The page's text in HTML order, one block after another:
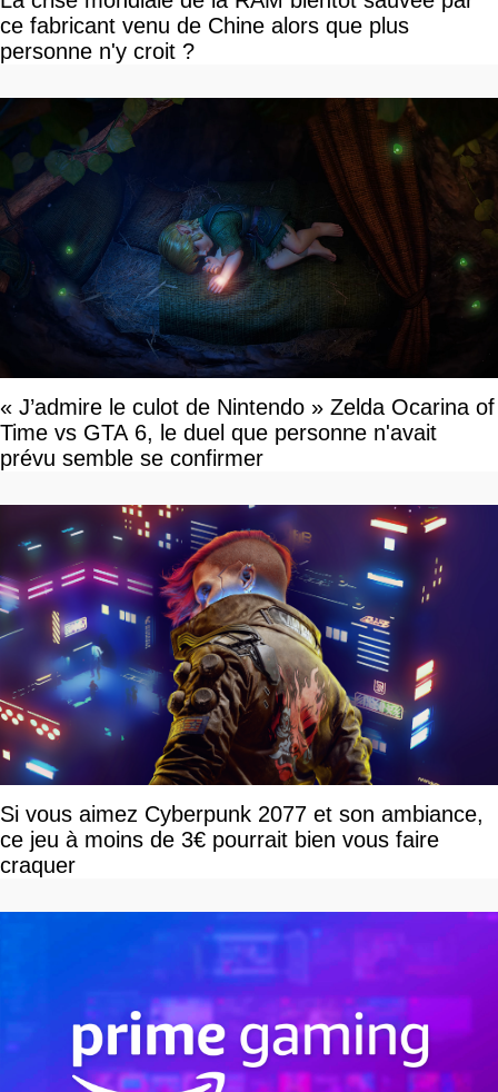
ce fabricant venu de Chine alors que plus
personne n'y croit ?
« J’admire le culot de Nintendo » Zelda Ocarina of
Time vs GTA 6, le duel que personne n'avait
prévu semble se confirmer
Si vous aimez Cyberpunk 2077 et son ambiance,
ce jeu à moins de 3€ pourrait bien vous faire
craquer